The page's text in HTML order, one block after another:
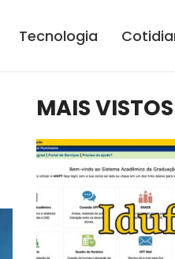
Tecnologia
MAIS VISTOS